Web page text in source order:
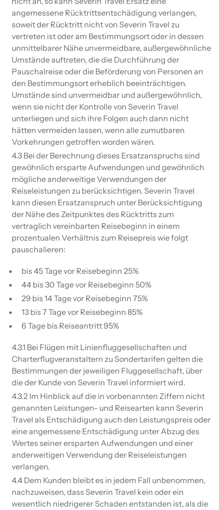
angemessene Rücktrittsentschädigung verlangen,
soweit der Rücktritt nicht von Severin Travel zu
vertreten ist oder am Bestimmungsort oder in dessen
unmittelbarer Nähe unvermeidbare, außergewöhnliche
Umstände auftreten, die die Durchführung der
Pauschalreise oder die Beförderung von Personen an
den Bestimmungsort erheblich beeinträchtigen.
Umstände sind unvermeidbar und außergewöhnlich,
wenn sie nicht der Kontrolle von Severin Travel
unterliegen und sich ihre Folgen auch dann nicht
hätten vermeiden lassen, wenn alle zumutbaren
Vorkehrungen getroffen worden wären.
4.3 Bei der Berechnung dieses Ersatzanspruchs sind
gewöhnlich ersparte Aufwendungen und gewöhnlich
mögliche anderweitige Verwendungen der
Reiseleistungen zu berücksichtigen. Severin Travel
kann diesen Ersatzanspruch unter Berücksichtigung
der Nähe des Zeitpunktes des Rücktritts zum
vertraglich vereinbarten Reisebeginn in einem
prozentualen Verhältnis zum Reisepreis wie folgt
pauschalieren:
bis 45 Tage vor Reisebeginn 25%
44 bis 30 Tage vor Reisebeginn 50%
29 bis 14 Tage vor Reisebeginn 75%
13 bis 7 Tage vor Reisebeginn 85%
6 Tage bis Reiseantritt 95%
4.3.1 Bei Flügen mit Linienfluggesellschaften und
Charterflugveranstaltern zu Sondertarifen gelten die
Bestimmungen der jeweiligen Fluggesellschaft, über
die der Kunde von Severin Travel informiert wird.
4.3.2 Im Hinblick auf die in vorbenannten Ziffern nicht
genannten Leistungen- und Reisearten kann Severin
Travel als Entschädigung auch den Leistungspreis oder
eine angemessene Entschädigung unter Abzug des
Wertes seiner ersparten Aufwendungen und einer
anderweitigen Verwendung der Reiseleistungen
verlangen.
4.4 Dem Kunden bleibt es in jedem Fall unbenommen,
nachzuweisen, dass Severin Travel kein oder ein
wesentlich niedrigerer Schaden entstanden ist, als die